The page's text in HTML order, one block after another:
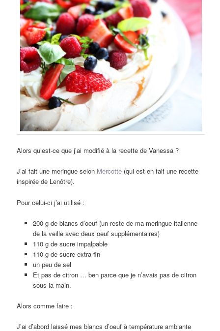
Alors qu’est-ce que j’ai modifié à la recette de Vanessa ?
J’ai fait une meringue selon Mercotte (qui est en fait une recette
inspirée de Lenôtre).
Pour celui-ci j’ai utilisé :
200 g de blancs d’oeuf (un reste de ma meringue italienne
de la veille avec deux oeuf supplémentaires)
110 g de sucre impalpable
110 g de sucre extra fin
un peu de sel
Et pas de citron … ben parce que je n’avais pas de citron
sous la main.
Alors comme faire :
J’ai d’abord laissé mes blancs d’oeuf à température ambiante